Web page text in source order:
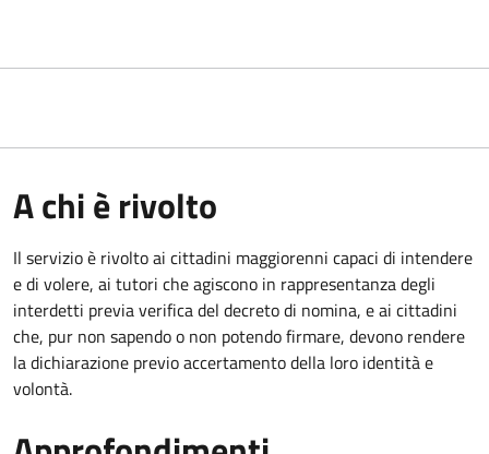
A chi è rivolto
Il servizio è rivolto ai cittadini maggiorenni capaci di intendere
e di volere, ai tutori che agiscono in rappresentanza degli
interdetti previa verifica del decreto di nomina, e ai cittadini
che, pur non sapendo o non potendo firmare, devono rendere
la dichiarazione previo accertamento della loro identità e
volontà.